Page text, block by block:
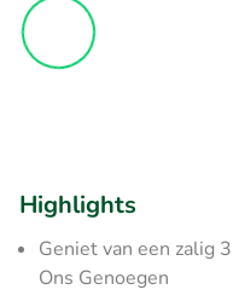
Highlights
Geniet van een zalig
Ons Genoegen